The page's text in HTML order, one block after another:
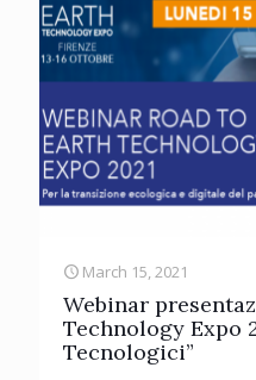
March 15, 2021
Webinar
Technology Expo
Tecnologici”